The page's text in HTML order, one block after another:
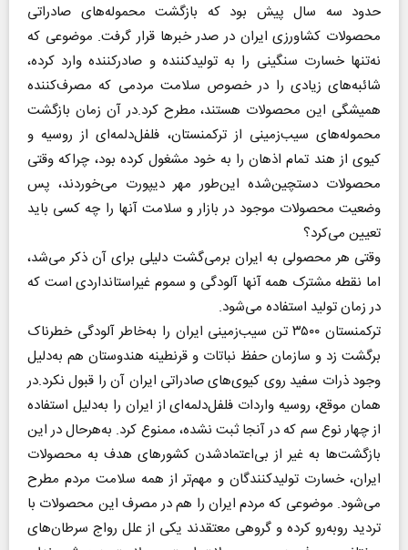
حدود سه سال پیش بود که بازگشت محموله‌های صادراتی
محصولات کشاورزی ایران در صدر خبرها قرار گرفت. موضوعی که
نه‌تنها خسارت سنگینی را به تولیدکننده و صادرکننده وارد کرده،
شائبه‌های زیادی را در خصوص سلامت مردمی که مصرف‌کننده
همیشگی این محصولات هستند، مطرح کرد.در آن زمان بازگشت
محموله‌های سیب‌زمینی از ترکمنستان، فلفل‌دلمه‌ای از روسیه و
کیوی از هند تمام اذهان را به خود مشغول کرده بود، چراکه وقتی
محصولات دستچین‌شده این‌طور مهر دیپورت می‌خوردند، پس
وضعیت محصولات موجود در بازار و سلامت آنها را چه کسی باید
تعیین می‌کرد؟
وقتی هر محصولی به ایران برمی‌گشت دلیلی برای آن ذکر می‌شد،
اما نقطه مشترک همه آنها آلودگی و سموم غیراستانداردی است که
در زمان تولید استفاده می‌شود.
ترکمنستان ۳۵۰۰ تن سیب‌زمینی ایران را به‌خاطر آلودگی خطرناک
برگشت زد و سازمان حفظ نباتات و قرنطینه هندوستان هم به‌دلیل
وجود ذرات سفید روی کیوی‌های صادراتی ایران آن را قبول نکرد.در
همان موقع، روسیه واردات فلفل‌دلمه‌ای از ایران را به‌دلیل استفاده
از چهار نوع سم که در آنجا ثبت نشده، ممنوع کرد. به‌هرحال در این
بازگشت‌ها به غیر از بی‌اعتمادشدن کشورهای هدف به محصولات
ایران، خسارت تولیدکنندگان و مهم‌تر از همه سلامت مردم مطرح
می‌شود. موضوعی که مردم ایران را هم در مصرف این محصولات با
تردید روبه‌رو کرده و گروهی معتقدند یکی از علل رواج سرطان‌های